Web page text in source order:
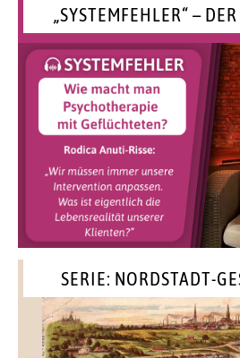
„SYSTEMFEHLER“ –
SERIE: NORDSTADT-